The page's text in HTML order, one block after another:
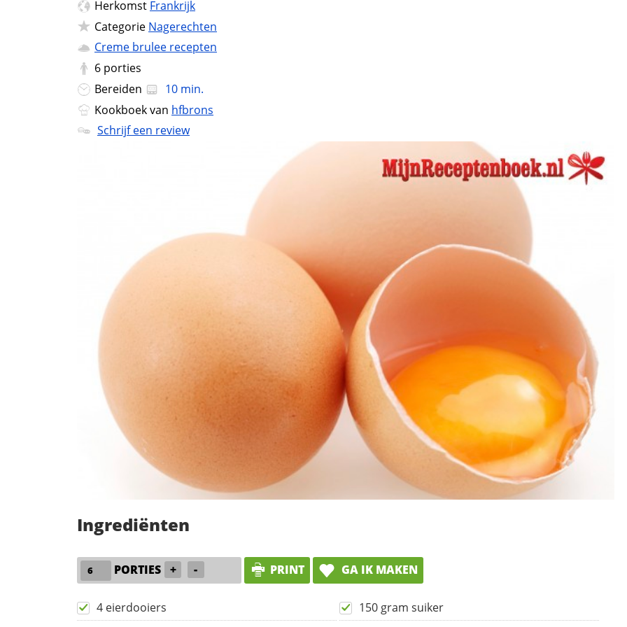
Herkomst Frankrijk
Categorie Nagerechten
Creme brulee recepten
6 porties
Bereiden
10 min.
Kookboek van hfbrons
Schrijf een review
Ingrediënten
PORTIES + - PRINT GA IK MAKEN
4 eierdooiers
150 gram suiker